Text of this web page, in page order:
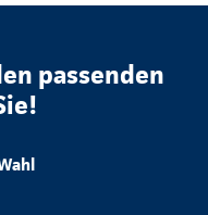
passenden